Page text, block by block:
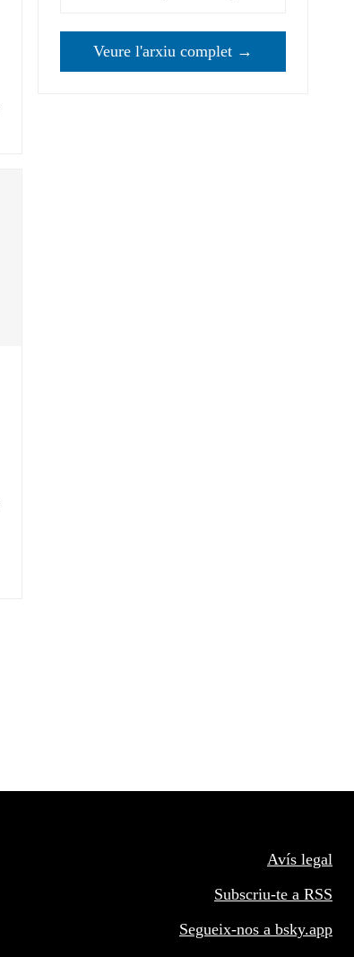
Veure l'arxiu complet →
Avís legal
Subscriu-te a RSS
Segueix-nos a bsky.app